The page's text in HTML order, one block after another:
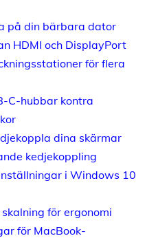
på din bärbara dator
HDMI och DisplayPort
för flera
C-hubbar kontra
dina skärmar
kedjekoppling
i Windows 10
för ergonomi
för MacBook-